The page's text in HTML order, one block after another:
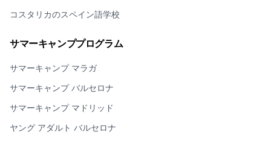
コスタリカのスペイン語学校
サマーキャンププログラム
サマーキャンプ マラガ
サマーキャンプ バルセロナ
サマーキャンプ マドリッド
ヤング アダルト バルセロナ